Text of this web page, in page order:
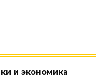
и экономика